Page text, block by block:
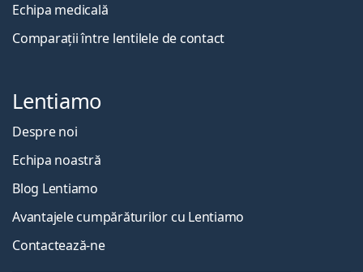
Echipa medicală
Comparații între lentilele de contact
Lentiamo
Despre noi
Echipa noastră
Blog Lentiamo
Avantajele cumpărăturilor cu Lentiamo
Contactează-ne